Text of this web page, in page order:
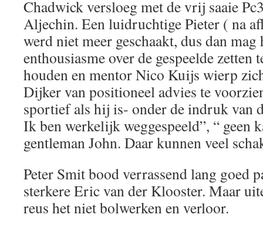
Chadwick versloeg met de vrij saaie
Aljechin. Een luidruchtige Pieter ( na
werd niet meer geschaakt, dus dan
enthousiasme over de gespeelde
houden en mentor Nico Kuijs wierp
Dijker van positioneel advies te
sportief als hij is- onder de indruk van
Ik ben werkelijk weggespeeld”, “ geen
gentleman John. Daar kunnen veel
Peter Smit bood verrassend lang goed
sterkere Eric van der Klooster. Maar
reus het niet bolwerken en verloor.